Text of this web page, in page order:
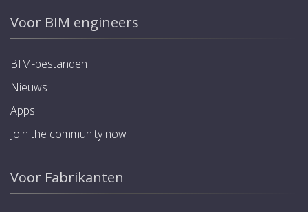
Voor BIM engineers
BIM-bestanden
Nieuws
Apps
Join the community now
Voor Fabrikanten